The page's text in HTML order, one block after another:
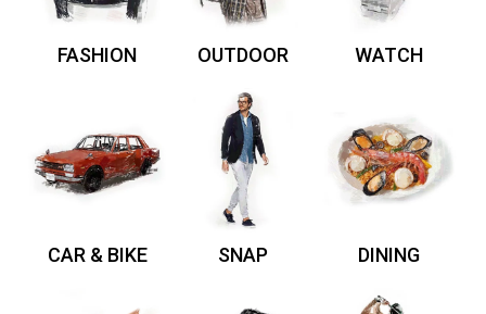
FASHION OUTDOOR WATCH
CAR & BIKE SNAP DINING